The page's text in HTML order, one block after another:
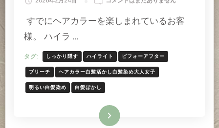
ゃ
め
を
や
た
すでにヘアカラーを楽しまれているお客
様。 ハイラ …
タグ: しっかり隠す ハイライト ビフォーアフター
ブリーチ ヘアカラー白髪活かし白髪染め大人女子
明るい白髪染め 白髪ぼかし
続きを読む